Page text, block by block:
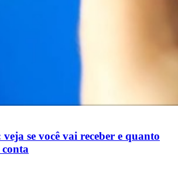
se você vai receber e quanto